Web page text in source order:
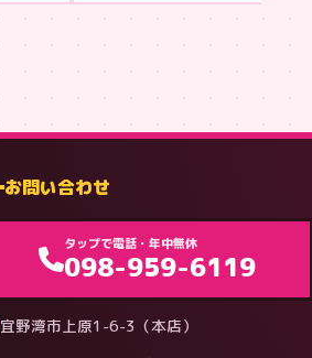
お問い合わせ
タップで電話・年中無休
098-959-6119
宜野湾市上原1-6-3（本店）